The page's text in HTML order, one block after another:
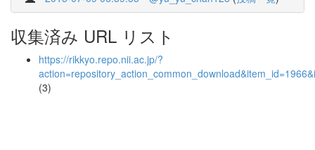
収集済み URL リスト
https://rikkyo.repo.nii.ac.jp/?
(3)